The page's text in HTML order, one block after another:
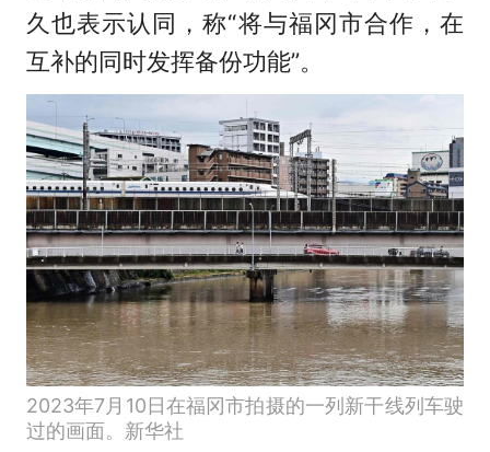
久也表示认同，称“将与福冈市合作，在
互补的同时发挥备份功能”。
2023年7月10日在福冈市拍摄的一列新干线列车驶
过的画面。新华社